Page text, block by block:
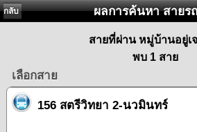
กลับ ผลการค้นหา สายร
สายที่ผ่าน หมู่บ้านอยู่เ
พบ 1 สาย
เลือกสาย
156 สตรีวิทยา 2-นวมินทร์